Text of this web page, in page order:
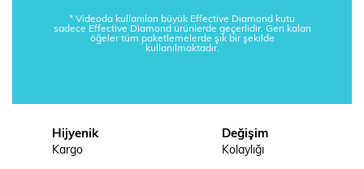
* Videoda kullanılan büyük Effective Diamond kutu
sadece Effective Diamond ürünlerde geçerlidir. Geri kalan
öğeler tüm paketlemelerde şık bir şekilde
kullanılmaktadır.
Hijyenik
Kargo
Değişim
Kolaylığı